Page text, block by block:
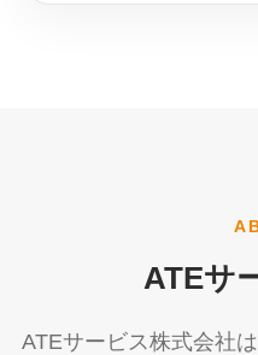
ATEサ
ATEサービス株式会社